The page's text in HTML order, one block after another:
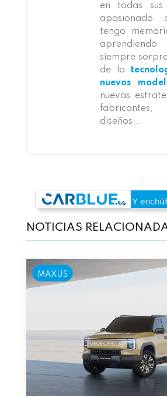
en todas
apasionado
tengo
siempre
de la
nuevos
nuevas
diseños...
NOTICIAS
MAXUS